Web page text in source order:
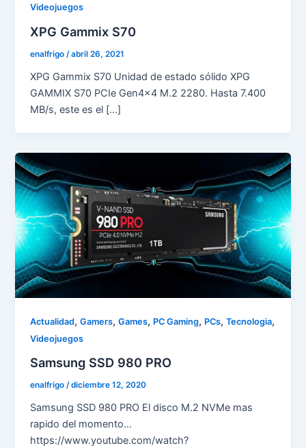
Videojuegos
XPG Gammix S70
enalfrigo/abril 26, 2021
XPG Gammix S70 Unidad de estado sólido XPG
GAMMIX S70 PCIe Gen4x4 M.2 2280. Hasta 7.400
MB/s, este es el […]
Actualidad,Gamers,Games, PC Gaming, PCs,Tecnologia,
Videojuegos
Samsung SSD 980 PRO
enalfrigo/diciembre 12, 2020
Samsung SSD 980 PRO El disco M.2 NVMe mas
rapido del momento…
https://www.youtube.com/watch?